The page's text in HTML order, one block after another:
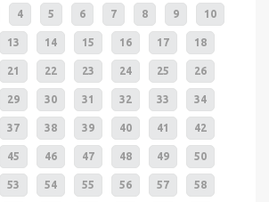
4 5 6 7 8 9 10
13 14 15 16 17 18
21 22 23 24 25 26
29 30 31 32 33 34
37 38 39 40 41 42
45 46 47 48 49 50
53 54 55 56 57 58